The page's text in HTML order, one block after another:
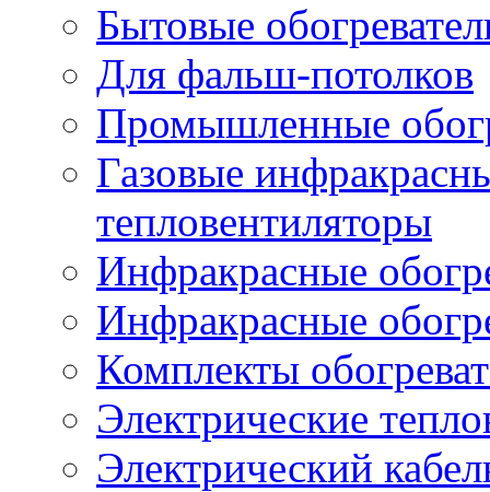
Бытовые
Для фальш-потолков
Промышленные
Газовые
тепловентиляторы
Инфракрасные
Инфракрасные
Комплекты
Электрические
Электрический